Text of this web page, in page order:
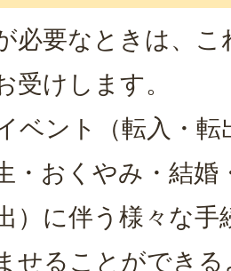
必要なときは、
受けします。
ベント（転入・
・おくやみ・結婚
）に伴う様々な手
せることができ